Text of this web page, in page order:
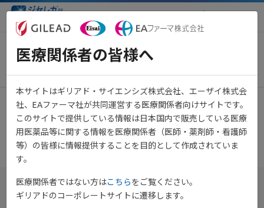
医療関係者向け情報サイト
当イベントは終了しました
これから開催されるイベントはこちらよりご覧いただけます。
医療関係者の皆様へ
本サイトはギリアド・サイエンシズ株式会社、エーザイ株式会
社、EAファーマ社が共同運営する医療関係者向けサイトです。
このサイトで提供している情報は日本国内で販売している医療
用医薬品等に関する情報を医療関係者（医師・薬剤師・看護師
等）の皆様に情報提供することを目的として作成されていま
す。
医療関係者ではない方はこちらをご覧ください。
ギリアドのコーポレートサイトに遷移します。